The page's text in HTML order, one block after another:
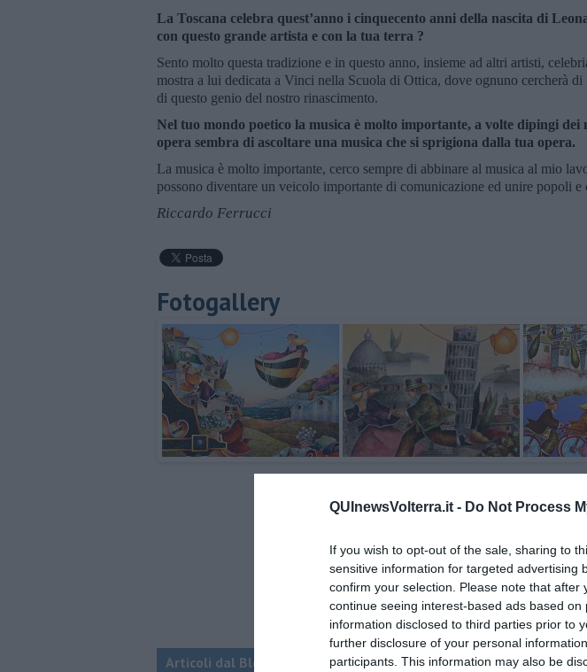
QUInewsVolterra.it - Do Not Process
If you wish to opt-out of the sale, sharing to
sensitive information for targeted advertising
confirm your selection. Please note that
continue seeing interest-based ads based
information disclosed to third parties prior to
further disclosure of your personal
participants. This information may also be
La Toscana celebra quest’anno i cinquecento anni della nascita di
con questo grande artista e con la tua terra ?
Sento molto questa tradizione e in questo anno, insieme ad altri artisti,
mostra a lui dedicata a Vinci nella Scuola di Ottica, dove ognuno cercherà
di questo genio del nostro rinascimento.
Nel tuo mondo poetico la musica è molto importante, a volte dipingi dei
opera sembra di ascoltare una musica che si sprigiona dalla tua opera.
La musica è molto importante, cerco sempre di abbinare al musica al mio
possono diventare un veicolo importante di comunicazione ed unire popoli e
Riccardo Ferrucci
Fotogallery
Articoli dal Blog “Incontri d'arte” di Riccardo Ferrucci